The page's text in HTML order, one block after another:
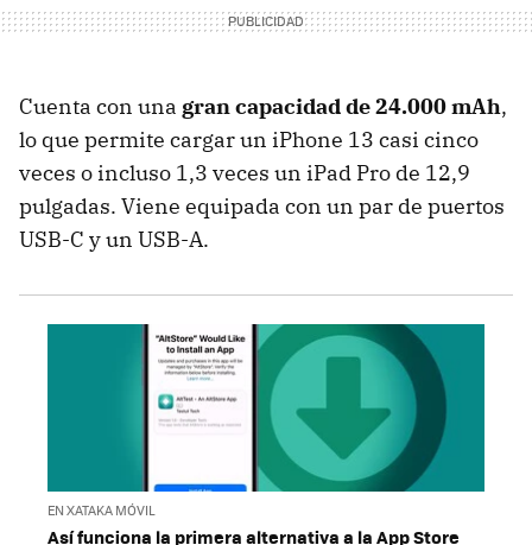
Cuenta con una gran capacidad de 24.000 mAh,
lo que permite cargar un iPhone 13 casi cinco
veces o incluso 1,3 veces un iPad Pro de 12,9
pulgadas. Viene equipada con un par de puertos
USB-C y un USB-A.
EN XATAKA MÓVIL
Así funciona la primera alternativa a la App Store